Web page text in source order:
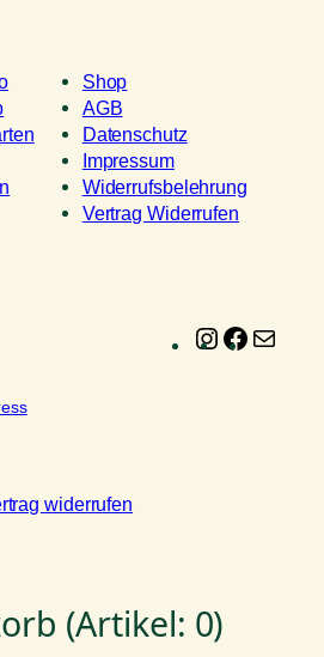
Shop
AGB
Datenschutz
Impressum
Widerrufsbelehrung
Vertrag Widerrufen
Instagram
widerrufen
(Artikel: 0)